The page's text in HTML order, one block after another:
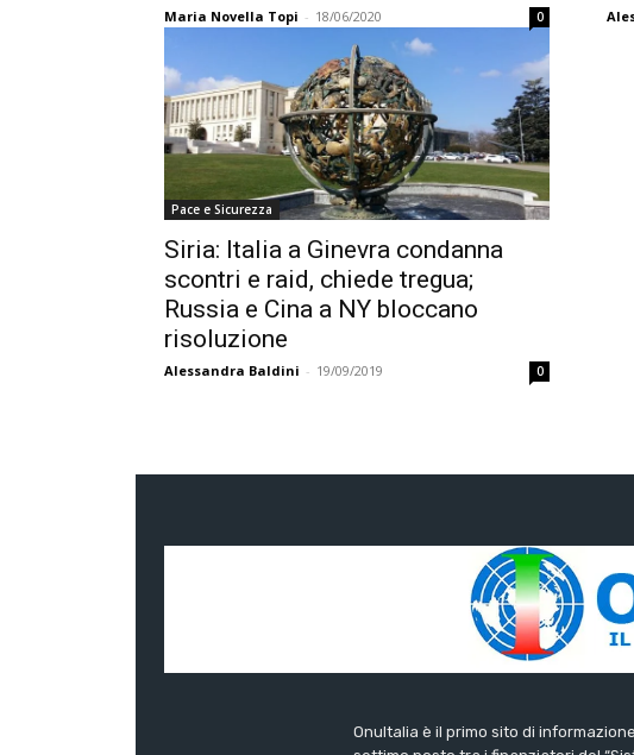
Maria Novella Topi - 18/06/2020 0
Pace e Sicurezza
Siria: Italia a Ginevra condanna
scontri e raid, chiede tregua;
Russia e Cina a NY bloccano
risoluzione
Alessandra Baldini - 19/09/2019 0
OnuItalia è il primo sito di